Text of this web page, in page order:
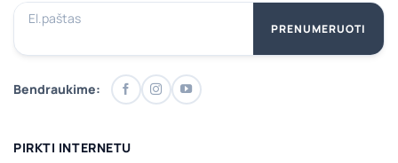
El.paštas
PRENUMERUOTI
Bendraukime:
PIRKTI INTERNETU